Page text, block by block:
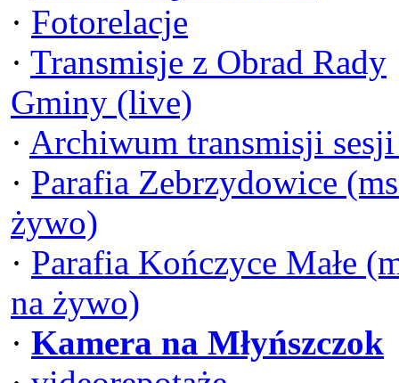
· Fotorelacje
· Transmisje z Obrad Rady
Gminy (live)
· Archiwum transmisji
· Parafia Zebrzydowice
żywo)
· Parafia Kończyce Małe
na żywo)
· Kamera na Młyńszczok